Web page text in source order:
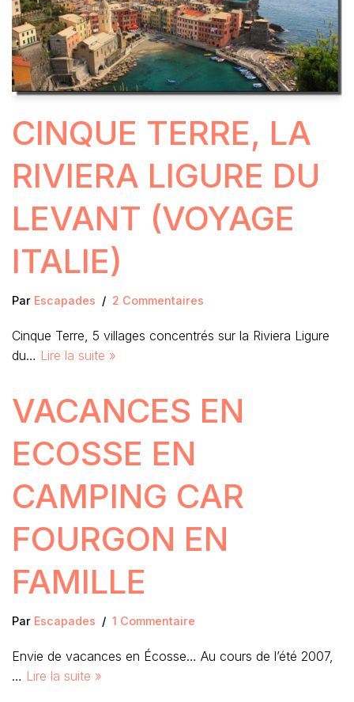
CINQUE TERRE, LA
RIVIERA LIGURE DU
LEVANT (VOYAGE
ITALIE)
Par Escapades 2 Commentaires
Cinque Terre, 5 villages concentrés sur la Riviera Ligure
du… Lire la suite »
VACANCES EN
ECOSSE EN
CAMPING CAR
FOURGON EN
FAMILLE
Par Escapades 1 Commentaire
Envie de vacances en Écosse… Au cours de l’été 2007,
… Lire la suite »